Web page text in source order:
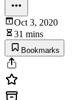
Oct 3, 2020
31 mins
Bookmarks